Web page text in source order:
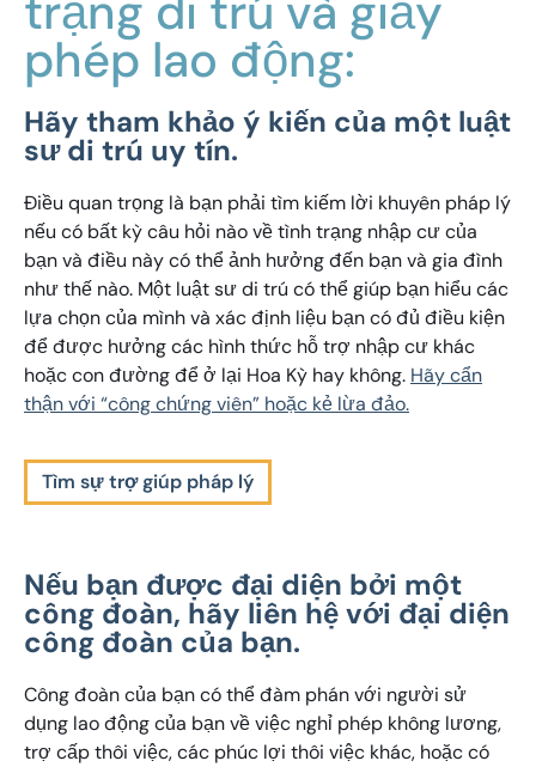
phép lao động:
Hãy tham khảo ý kiến ​​của một luật
sư di trú uy tín.
Điều quan trọng là bạn phải tìm kiếm lời khuyên pháp lý
nếu có bất kỳ câu hỏi nào về tình trạng nhập cư của
bạn và điều này có thể ảnh hưởng đến bạn và gia đình
như thế nào. Một luật sư di trú có thể giúp bạn hiểu các
lựa chọn của mình và xác định liệu bạn có đủ điều kiện
để được hưởng các hình thức hỗ trợ nhập cư khác
hoặc con đường để ở lại Hoa Kỳ hay không. Hãy cẩn
thận với “công chứng viên” hoặc kẻ lừa đảo.
Tìm sự trợ giúp pháp lý
Nếu bạn được đại diện bởi một
công đoàn, hãy liên hệ với đại diện
công đoàn của bạn.
Công đoàn của bạn có thể đàm phán với người sử
dụng lao động của bạn về việc nghỉ phép không lương,
trợ cấp thôi việc, các phúc lợi thôi việc khác, hoặc có